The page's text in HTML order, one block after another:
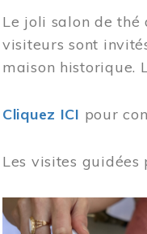
Le joli salon de
visiteurs sont
maison historique.
Cliquez ICI pour
Les visites
Image